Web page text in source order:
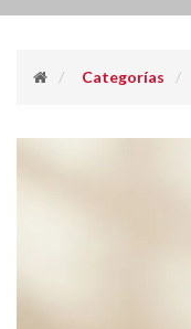
Categorías